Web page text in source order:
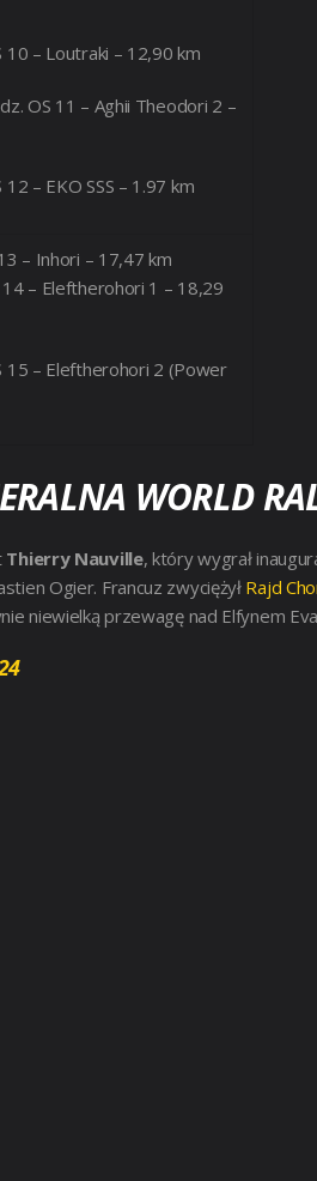
10 – Loutraki – 12,90 km
OS 11 – Aghii Theodori 2 –
– EKO SSS – 1.97 km
– Inhori – 17,47 km
– Eleftherohori 1 – 18,29
15 – Eleftherohori 2 (Power
WORLD
Thierry Nauville, który wygrał
Ogier. Francuz zwyciężył Rajd
niewielką przewagę nad Elfynem